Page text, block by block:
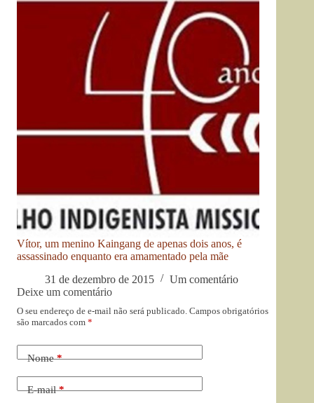
Vítor, um menino Kaingang de apenas dois anos, é
assassinado enquanto era amamentado pela mãe
31 de dezembro de 2015
Um comentário
Deixe um comentário
O seu endereço de e-mail não será publicado. Campos obrigatórios
são marcados com *
Nome*
E-mail*